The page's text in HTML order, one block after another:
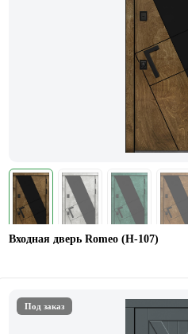
Входная дверь Romeo (Н-107)
Под заказ